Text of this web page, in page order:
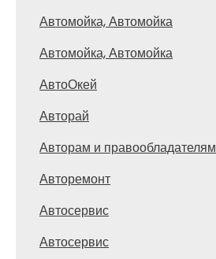
Автомойка, Автомойка
Автомойка, Автомойка
АвтоОкей
Авторай
Авторам и правообладателям
Авторемонт
Автосервис
Автосервис